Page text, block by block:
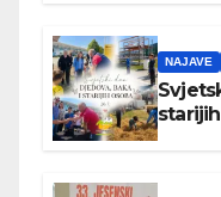
NAJAVE